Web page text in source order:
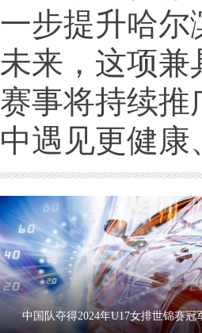
一步提升哈尔
未来，这项兼
赛事将持续推
中遇见更健
中国队夺得2024年U17女排世锦赛冠